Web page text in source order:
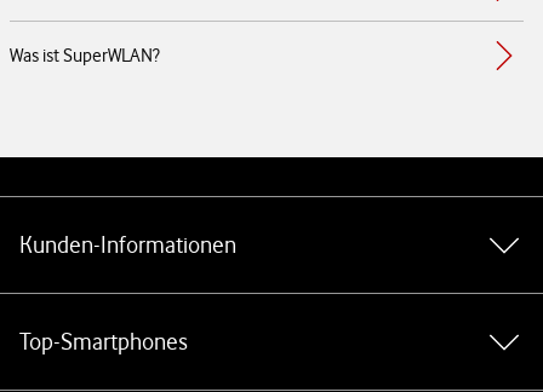
Was ist SuperWLAN?
Kunden-Informationen
Top-Smartphones